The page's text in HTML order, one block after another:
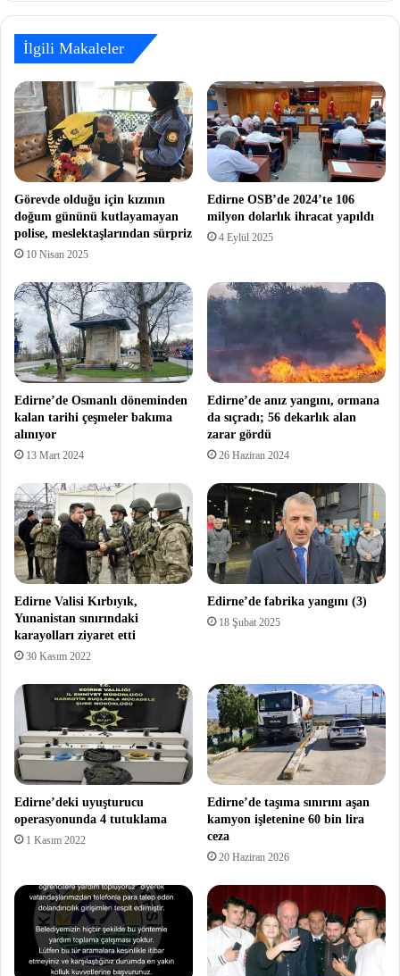
İlgili Makaleler
Görevde olduğu için kızının
doğum gününü kutlayamayan
polise, meslektaşlarından sürpriz
10 Nisan 2025
Edirne OSB’de 2024’te 106
milyon dolarlık ihracat yapıldı
4 Eylül 2025
Edirne’de Osmanlı döneminden
kalan tarihi çeşmeler bakıma
alınıyor
13 Mart 2024
Edirne’de anız yangını, ormana
da sıçradı; 56 dekarlık alan
zarar gördü
26 Haziran 2024
Edirne Valisi Kırbıyık,
Yunanistan sınırındaki
karayolları ziyaret etti
30 Kasım 2022
Edirne’de fabrika yangını (3)
18 Şubat 2025
Edirne’deki uyuşturucu
operasyonunda 4 tutuklama
1 Kasım 2022
Edirne’de taşıma sınırını aşan
kamyon işletenine 60 bin lira
ceza
20 Haziran 2026